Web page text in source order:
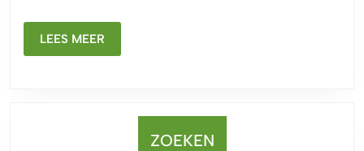
LEES MEER
MEER
ZOEKEN